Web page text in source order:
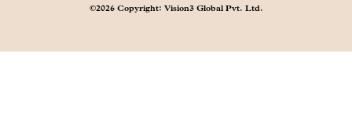
©2026 Copyright: Vision3 Global Pvt. Ltd.